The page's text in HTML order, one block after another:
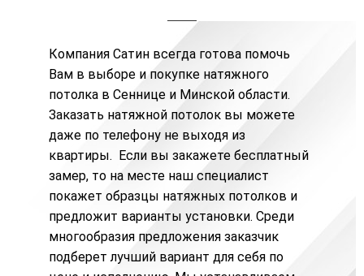
Компания Сатин всегда готова помочь
Вам в выборе и покупке натяжного
потолка в Сеннице и Минской области.
Заказать натяжной потолок вы можете
даже по телефону не выходя из
квартиры. Если вы закажете бесплатный
замер, то на месте наш специалист
покажет образцы натяжных потолков и
предложит варианты установки. Среди
многообразия предложения заказчик
подберет лучший вариант для себя по